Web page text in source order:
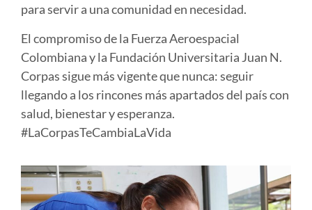
para servir a una comunidad en necesidad.
El compromiso de la Fuerza Aeroespacial
Colombiana y la Fundación Universitaria Juan N.
Corpas sigue más vigente que nunca:seguir
llegando a los rincones más apartados del país con
salud, bienestar y esperanza.
#LaCorpasTeCambiaLaVida